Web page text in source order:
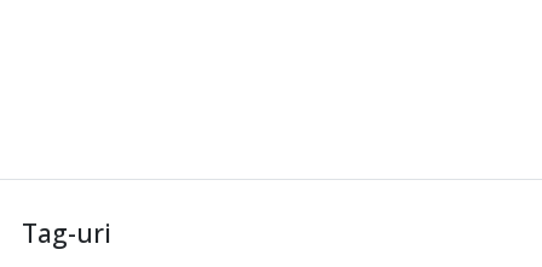
Tag-uri